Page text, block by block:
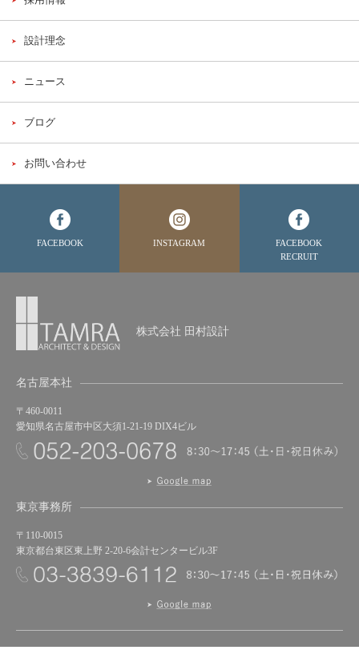
設計理念
ニュース
ブログ
お問い合わせ
FACEBOOK INSTAGRAM
FACEBOOK
RECRUIT
株式会社 田村設計
名古屋本社
〒460-0011
愛知県名古屋市中区大須1-21-19 DIX4ビル
東京事務所
〒110-0015
東京都台東区東上野 2-20-6会計センタービル3F